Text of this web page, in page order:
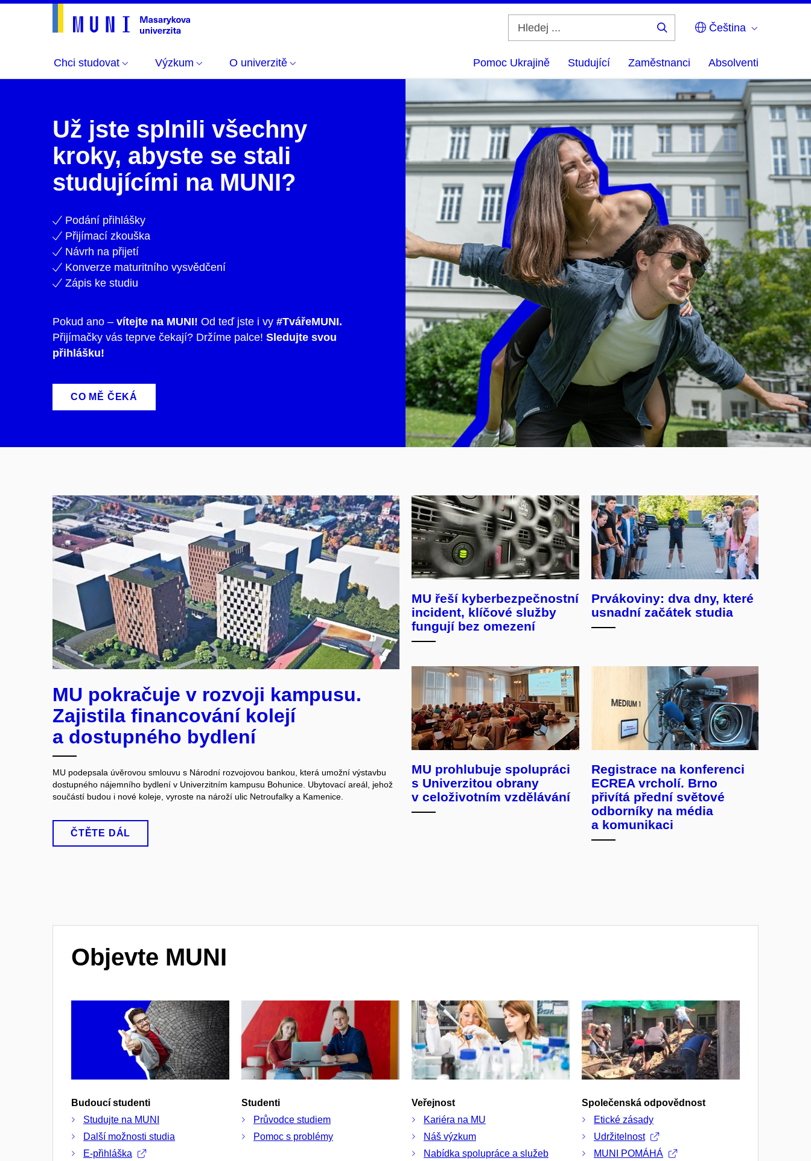
Čeština
Chci studovat Výzkum O univerzitě Pomoc Ukrajině Studující Zaměstnanci Absolventi
Už jste splnili všechny
kroky, abyste se stali
studujícími na MUNI?
Podání přihlášky
Přijímací zkouška
Návrh na přijetí
Konverze maturitního vysvědčení
Zápis ke studiu
Pokud ano – vítejte na MUNI! Od teď jste i vy #TvářeMUNI.
Přijímačky vás teprve čekají? Držíme palce! Sledujte svou
přihlášku!
CO MĚ ČEKÁ
MU pokračuje v rozvoji kampusu.
Zajistila financování kolejí
a dostupného bydlení
MU podepsala úvěrovou smlouvu s Národní rozvojovou bankou, která umožní výstavbu
dostupného nájemního bydlení v Univerzitním kampusu Bohunice. Ubytovací areál, jehož
součástí budou i nové koleje, vyroste na nároží ulic Netroufalky a Kamenice.
ČTĚTE DÁL
MU řeší kyberbezpečnostní
incident, klíčové služby
fungují bez omezení
Prvákoviny: dva dny, které
usnadní začátek studia
MU prohlubuje spolupráci
s Univerzitou obrany
v celoživotním vzdělávání
Registrace na konferenci
ECREA vrcholí. Brno
přivítá přední světové
odborníky na média
a komunikaci
Objevte MUNI
Budoucí studenti
Studujte na MUNI
Další možnosti studia
E-přihláška
Studenti
Průvodce studiem
Pomoc s problémy
Veřejnost
Kariéra na MU
Náš výzkum
Nabídka spolupráce a služeb
Společenská odpovědnost
Etické zásady
Udržitelnost
MUNI POMÁHÁ